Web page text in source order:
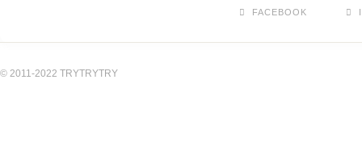
FACEBOOK
© 2011-2022 TRYTRYTRY